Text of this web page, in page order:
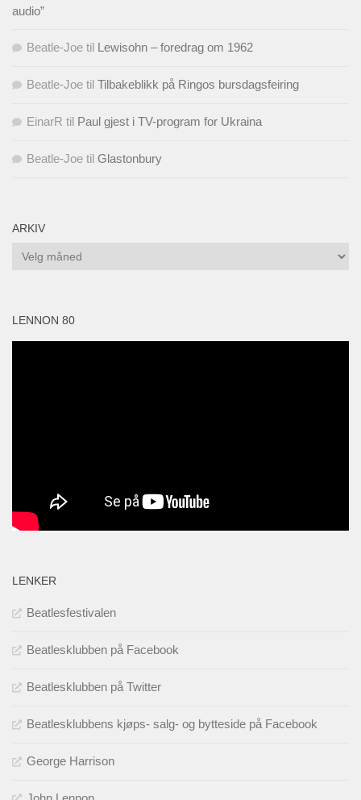
audio”
Beatle-Joe til Lewisohn – foredrag om 1962
Beatle-Joe til Tilbakeblikk på Ringos bursdagsfeiring
EinarR til Paul gjest i TV-program for Ukraina
Beatle-Joe til Glastonbury
ARKIV
Arkiv
LENNON 80
LENKER
Beatlesfestivalen
Beatlesklubben på Facebook
Beatlesklubben på Twitter
Beatlesklubbens kjøps- salg- og bytteside på Facebook
George Harrison